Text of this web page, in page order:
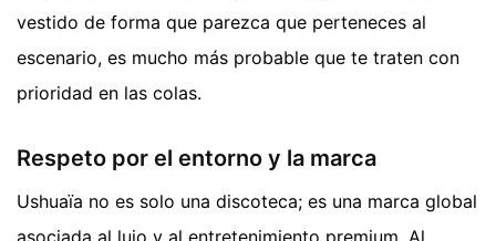
vestido de forma que parezca que perteneces al
escenario, es mucho más probable que te traten con
prioridad en las colas.
Respeto por el entorno y la marca
Ushuaïa no es solo una discoteca; es una marca global